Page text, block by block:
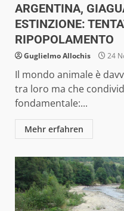
ARGENTINA,
ESTINZIONE:
RIPOPOLAMENTO
Guglielmo Allochis 24
Il mondo animale è
tra loro ma che
fondamentale:...
Mehr erfahren